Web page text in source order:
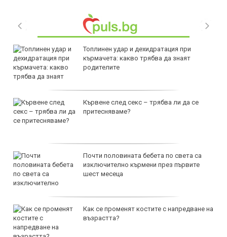
Топлинен удар и дехидратация при
кърмачета: какво трябва да знаят
родителите
Кървене след секс – трябва ли да се
притесняваме?
Почти половината бебета по света са
изключително кърмени през първите
шест месеца
Как се променят костите с напредване на
възрастта?